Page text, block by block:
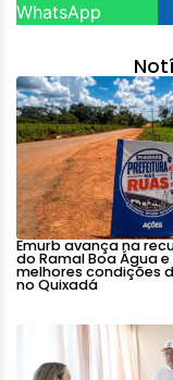
WhatsApp
Emurb avança na
do Ramal Boa Água
melhores condições
no Quixadá